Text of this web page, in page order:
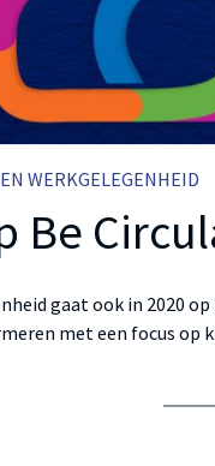
Be
WERKGELEGENHEID
gaat ook in 2020
met een focus op